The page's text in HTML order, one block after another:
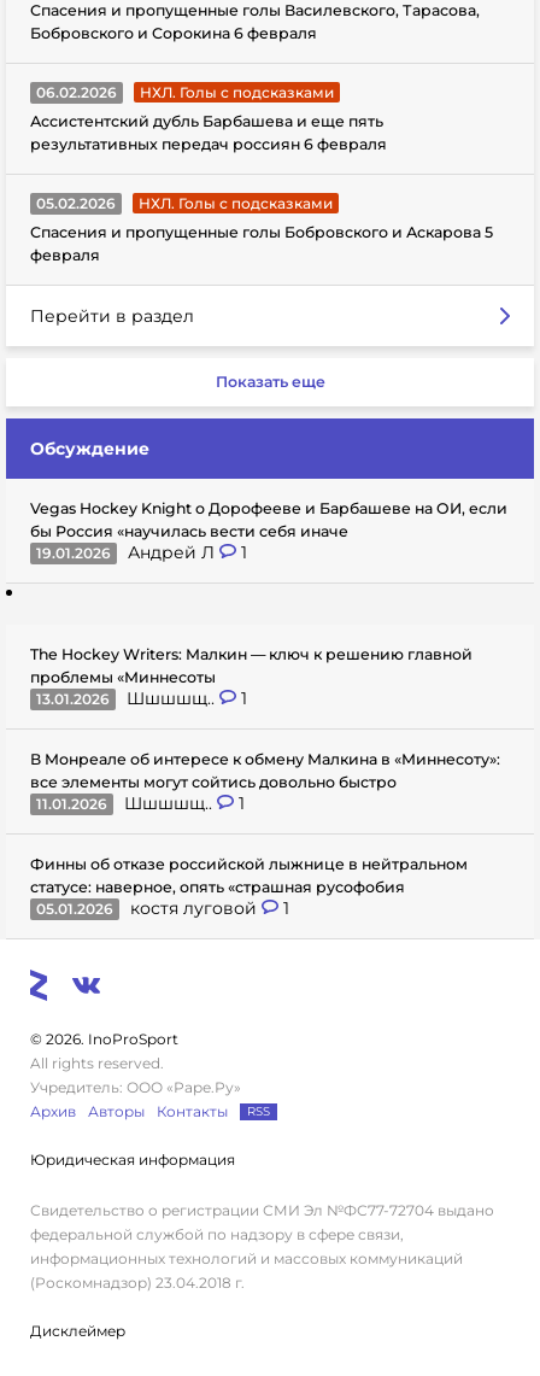
Спасения и пропущенные голы Василевского, Тарасова,
Бобровского и Сорокина 6 февраля
06.02.2026
НХЛ. Голы с подсказками
Ассистентский дубль Барбашева и еще пять
результативных передач россиян 6 февраля
05.02.2026
НХЛ. Голы с подсказками
Спасения и пропущенные голы Бобровского и Аскарова 5
февраля
Перейти в раздел
Показать еще
Обсуждение
Vegas Hockey Knight о Дорофееве и Барбашеве на ОИ, если
бы Россия «научилась вести себя иначе
19.01.2026
Андрей Л 1
The Hockey Writers: Малкин — ключ к решению главной
проблемы «Миннесоты
13.01.2026
Шшшшщ.. 1
В Монреале об интересе к обмену Малкина в «Миннесоту»:
все элементы могут сойтись довольно быстро
11.01.2026
Шшшшщ.. 1
Финны об отказе российской лыжнице в нейтральном
статусе: наверное, опять «страшная русофобия
05.01.2026
костя луговой 1
© 2026. InoProSport
All rights reserved.
Учредитель: ООО «Раре.Ру»
Архив
Авторы Контакты RSS
Юридическая информация
Свидетельство о регистрации СМИ Эл №ФС77-72704 выдано
федеральной службой по надзору в сфере связи,
информационных технологий и массовых коммуникаций
(Роскомнадзор) 23.04.2018 г.
Дисклеймер